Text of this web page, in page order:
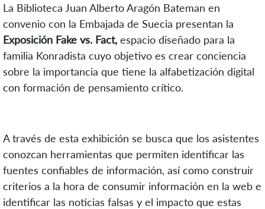
La Biblioteca Juan Alberto Aragón Bateman en
convenio con la Embajada de Suecia presentan la
Exposición Fake vs. Fact, espacio diseñado para la
familia Konradista cuyo objetivo es crear conciencia
sobre la importancia que tiene la alfabetización digital
con formación de pensamiento crítico.
A través de esta exhibición se busca que los asistentes
conozcan herramientas que permiten identificar las
fuentes confiables de información, así como construir
criterios a la hora de consumir información en la web e
identificar las noticias falsas y el impacto que estas